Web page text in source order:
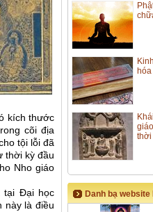
kích thước
cõi địa
tội lỗi đã
thời kỳ đầu
Nho giáo
tại Đại học
này là điều
thời
Danh bạ website